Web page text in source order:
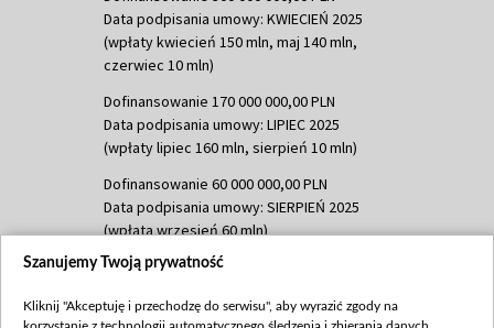
Data podpisania umowy: KWIECIEŃ 2025
(wpłaty kwiecień 150 mln, maj 140 mln,
czerwiec 10 mln)
Dofinansowanie 170 000 000,00 PLN
Data podpisania umowy: LIPIEC 2025
(wpłaty lipiec 160 mln, sierpień 10 mln)
Dofinansowanie 60 000 000,00 PLN
Data podpisania umowy: SIERPIEŃ 2025
(wpłata wrzesień 60 mln)
Dofinansowanie 635 783 051,21 PLN
(wpłata wrzesień 100 mln, październik 350
Szanujemy Twoją prywatność
Kliknij "Akceptuję i przechodzę do serwisu", aby wyrazić zgody na